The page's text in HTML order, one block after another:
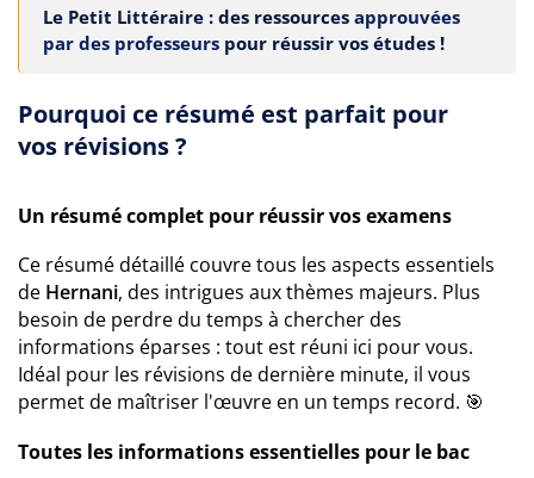
Le Petit Littéraire : des ressources approuvées
par des professeurs pour réussir vos études !
Pourquoi ce résumé est parfait pour
vos révisions ?
Un résumé complet pour réussir vos examens
Ce résumé détaillé couvre tous les aspects essentiels
de Hernani, des intrigues aux thèmes majeurs. Plus
besoin de perdre du temps à chercher des
informations éparses : tout est réuni ici pour vous.
Idéal pour les révisions de dernière minute, il vous
permet de maîtriser l'œuvre en un temps record. 🎯
Toutes les informations essentielles pour le bac